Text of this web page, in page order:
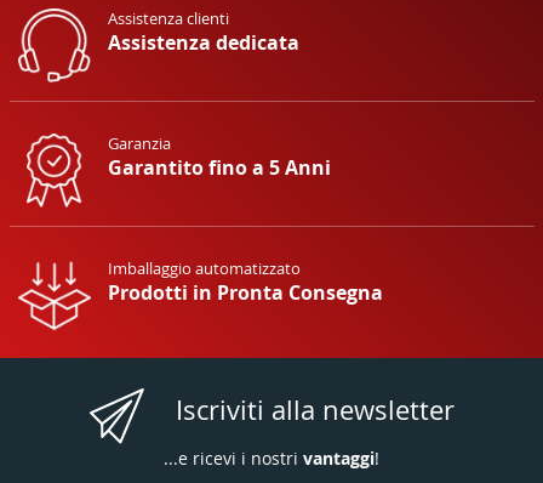
Assistenza clienti
Assistenza dedicata
Garanzia
Garantito fino a 5 Anni
Imballaggio automatizzato
Prodotti in Pronta Consegna
Iscriviti alla newsletter
...e ricevi i nostri vantaggi!